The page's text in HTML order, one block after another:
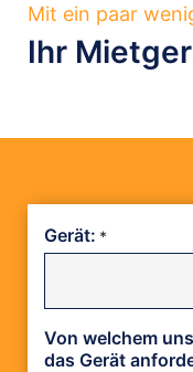
Mit ein paar
Ihr
Gerät: *
Von welchem
das Gerät
TT
JJJJ
TT
JJJJ